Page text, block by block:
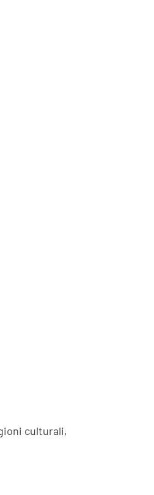
culturali,